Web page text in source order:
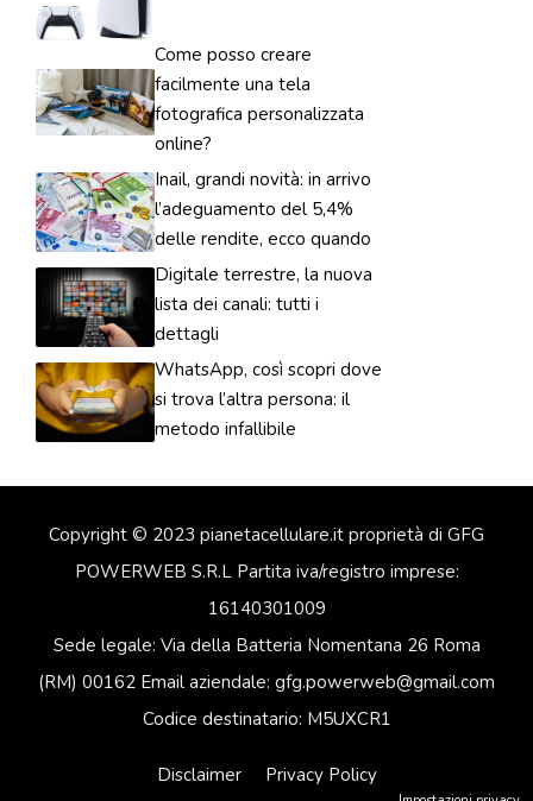
Come posso creare
facilmente una tela
fotografica personalizzata
online?
Inail, grandi novità: in arrivo
l’adeguamento del 5,4%
delle rendite, ecco quando
Digitale terrestre, la nuova
lista dei canali: tutti i
dettagli
WhatsApp, così scopri dove
si trova l’altra persona: il
metodo infallibile
Copyright © 2023 pianetacellulare.it proprietà di GFG
POWERWEB S.R.L Partita iva/registro imprese:
16140301009
Sede legale: Via della Batteria Nomentana 26 Roma
(RM) 00162 Email aziendale: gfg.powerweb@gmail.com
Codice destinatario: M5UXCR1
Disclaimer Privacy Policy